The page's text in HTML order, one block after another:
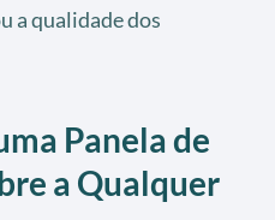
a qualidade dos
Panela de
a Qualquer